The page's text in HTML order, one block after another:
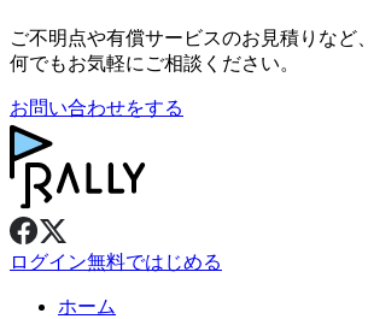
ご不明点や有償サービスのお見積りなど、
何でもお気軽にご相談ください。
お問い合わせをする
ログイン無料ではじめる
ホーム